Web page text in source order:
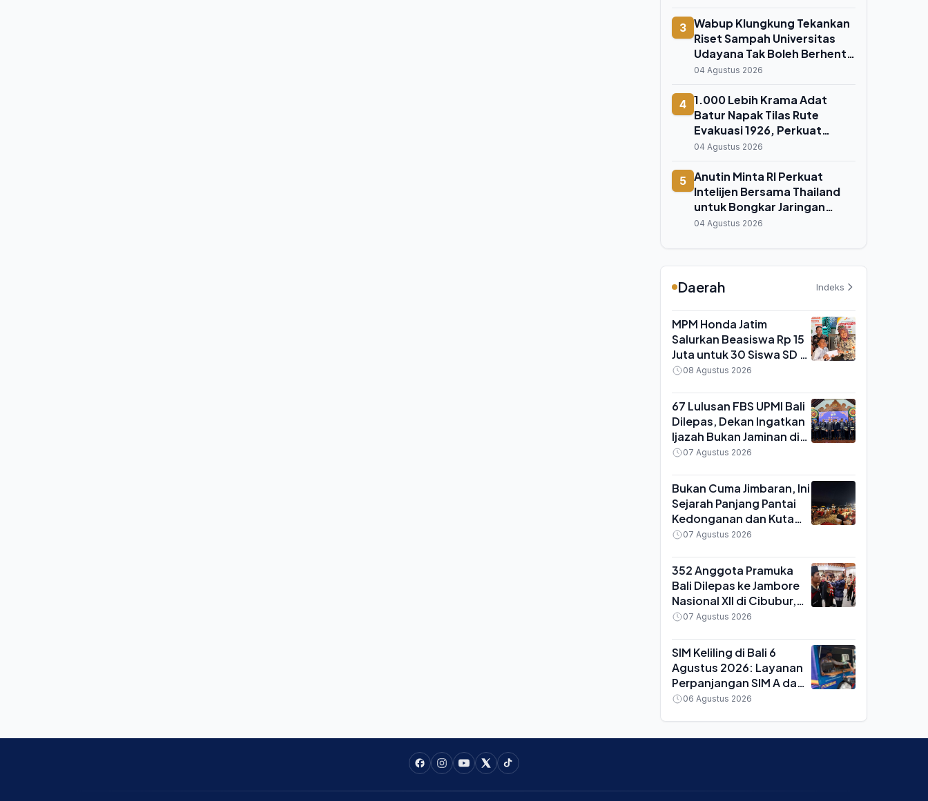
3 Wabup Klungkung Tekankan
Riset Sampah Universitas
Udayana Tak Boleh Berhenti
di Atas Kertas
04 Agustus 2026
4 1.000 Lebih Krama Adat
Batur Napak Tilas Rute
Evakuasi 1926, Perkuat
Ikatan Spiritual dengan
04 Agustus 2026
5 Anutin Minta RI Perkuat
Intelijen Bersama Thailand
untuk Bongkar Jaringan
Online Scam Lintas Negara
04 Agustus 2026
Daerah Indeks
MPM Honda Jatim
Salurkan Beasiswa Rp 15
Juta untuk 30 Siswa SD di
Kelurahan Kauman
08 Agustus 2026
67 Lulusan FBS UPMI Bali
Dilepas, Dekan Ingatkan
Ijazah Bukan Jaminan di
Era Kecerdasan Buatan
07 Agustus 2026
Bukan Cuma Jimbaran, Ini
Sejarah Panjang Pantai
Kedonganan dan Kuta
yang Sering Tertutup
07 Agustus 2026
352 Anggota Pramuka
Bali Dilepas ke Jambore
Nasional XII di Cibubur,
Bawa Misi Lingkungan
07 Agustus 2026
SIM Keliling di Bali 6
Agustus 2026: Layanan
Perpanjangan SIM A dan
C Hadir di Badung dan
06 Agustus 2026